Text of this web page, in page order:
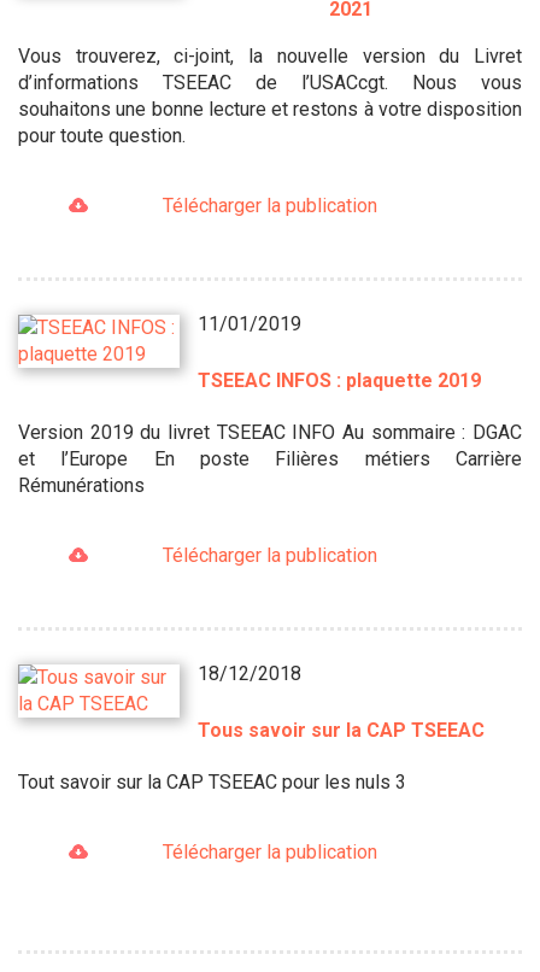
2021
Vous trouverez, ci-joint, la nouvelle version du Livret
d’informations TSEEAC de l’USACcgt. Nous vous
souhaitons une bonne lecture et restons à votre disposition
pour toute question.
Télécharger la publication
11/01/2019
TSEEAC INFOS : plaquette 2019
Version 2019 du livret TSEEAC INFO Au sommaire : DGAC
et l’Europe En poste Filières métiers Carrière
Rémunérations
Télécharger la publication
18/12/2018
Tous savoir sur la CAP TSEEAC
Tout savoir sur la CAP TSEEAC pour les nuls 3
Télécharger la publication